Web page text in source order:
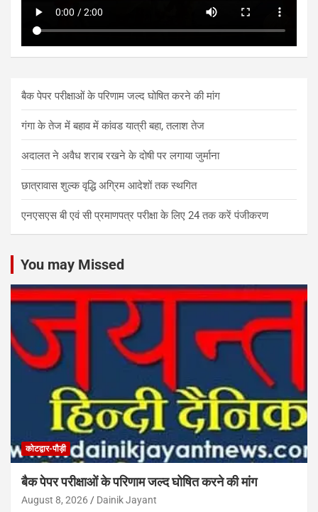
बैक पेपर परीक्षाओं के परिणाम जल्द घोषित करने की मांग
गंगा के तेज में बहाव में कांवड यात्री बहा, तलाश तेज
अदालत ने अवैध शराब रखने के दोषी पर लगाया जुर्माना
छात्रावास शुल्क वृद्धि अग्रिम आदेशों तक स्थगित
एनएसएस बी एवं सी प्रमाणपत्र परीक्षा के लिए 24 तक करें पंजीकरण
You may Missed
कोटद्वार-पौड़ी
बैक पेपर परीक्षाओं के परिणाम जल्द घोषित करने की मांग
August 8, 2026 Dainik Jayant